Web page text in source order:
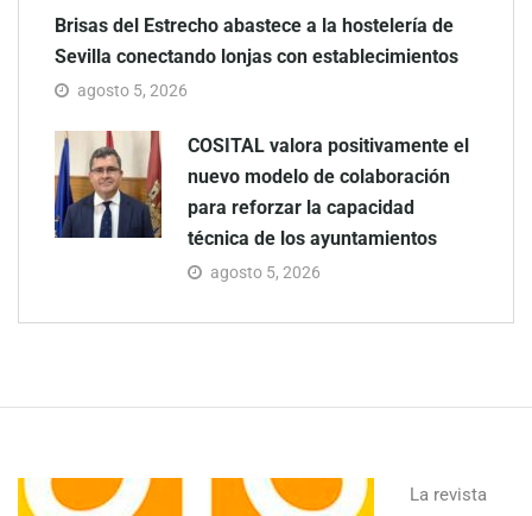
Brisas del Estrecho abastece a la hostelería de
Sevilla conectando lonjas con establecimientos
agosto 5, 2026
COSITAL valora positivamente el
nuevo modelo de colaboración
para reforzar la capacidad
técnica de los ayuntamientos
agosto 5, 2026
La revista